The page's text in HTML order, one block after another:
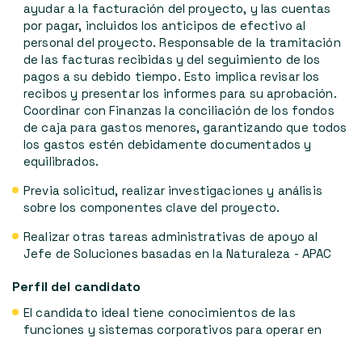
ayudar a la facturación del proyecto, y las cuentas
por pagar, incluidos los anticipos de efectivo al
personal del proyecto. Responsable de la tramitación
de las facturas recibidas y del seguimiento de los
pagos a su debido tiempo. Esto implica revisar los
recibos y presentar los informes para su aprobación.
Coordinar con Finanzas la conciliación de los fondos
de caja para gastos menores, garantizando que todos
los gastos estén debidamente documentados y
equilibrados.
Previa solicitud, realizar investigaciones y análisis
sobre los componentes clave del proyecto.
Realizar otras tareas administrativas de apoyo al
Jefe de Soluciones basadas en la Naturaleza - APAC
Perfil del candidato
El candidato ideal tiene conocimientos de las
funciones y sistemas corporativos para operar en